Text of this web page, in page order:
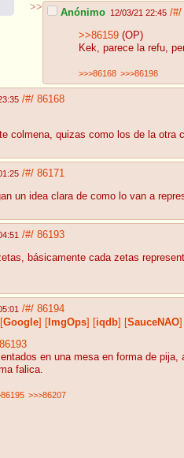
>> Anónimo 12/03/21 22:45 /#/
>>86159 (OP)
Kek, parece la refu,
>>>86168 >>>86198
/#/ 86168
colmena, quizas como los de la otra
/#/ 86171
un idea clara de como lo van a
/#/ 86193
básicamente cada zetas
/#/ 86194
[Google] [ ImgOps] [iqdb] [SauceNAO]
en una mesa en forma de
falica.
>>>86207